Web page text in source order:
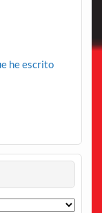
he escrito